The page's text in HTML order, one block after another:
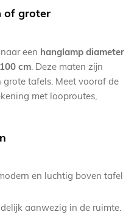
of groter
een hanglamp diameter
cm. Deze maten zijn
tafels. Meet vooraf de
met looproutes,
en luchtig boven tafel
aanwezig in de ruimte.